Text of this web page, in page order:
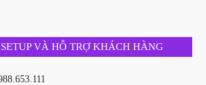
VÀ HỖ TRỢ KHÁCH HÀNG